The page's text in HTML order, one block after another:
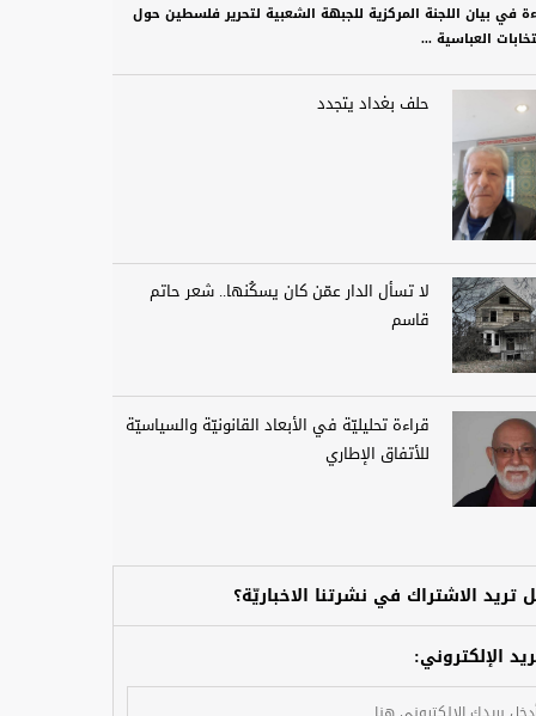
في بيان اللجنة المركزية للجبهة الشعبية لتحرير فلسطين حول
العباسية ...
حلف بغداد يتجدد
لا تسأل الدار عمّن كان يسكُنها.. شعر حاتم
قاسم
قراءة تحليليّة في الأبعاد القانونيّة والسياسيّة
للأتفاق الإطاري
تريد الاشتراك في نشرتنا الاخباريّة؟
الإلكتروني: